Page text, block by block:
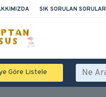
SIK SORULAN SORULAR
Göre Listele